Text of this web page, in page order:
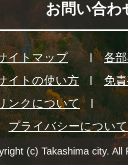
お問い合わ
イトマップ
各
イトの使い方
免
ンクについて
プライバシーについて
(c) Takashima city. All